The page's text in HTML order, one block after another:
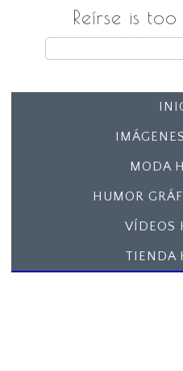
Reírse is
MODA
HUMOR
VÍDEOS
TIENDA